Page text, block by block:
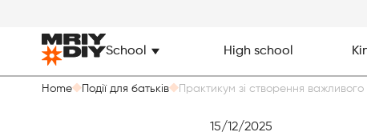
School High school
Home Події для батьків Практикум зі створення важливого
15/12/2025